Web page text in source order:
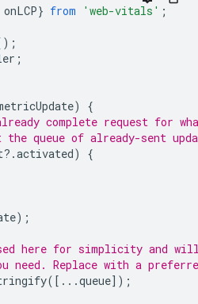
onLCP} from 'web-vitals' ;
;
)
{
complete request for
queue of already-sent
? .activated)
{
);
here for simplicity and
need. Replace with a
([...queue]);